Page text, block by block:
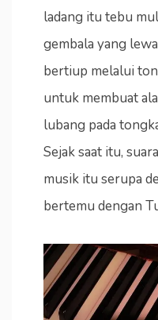
ladang itu tebu
gembala yang
bertiup melalui
untuk membuat
lubang pada
Sejak saat itu,
musik itu serupa
bertemu dengan